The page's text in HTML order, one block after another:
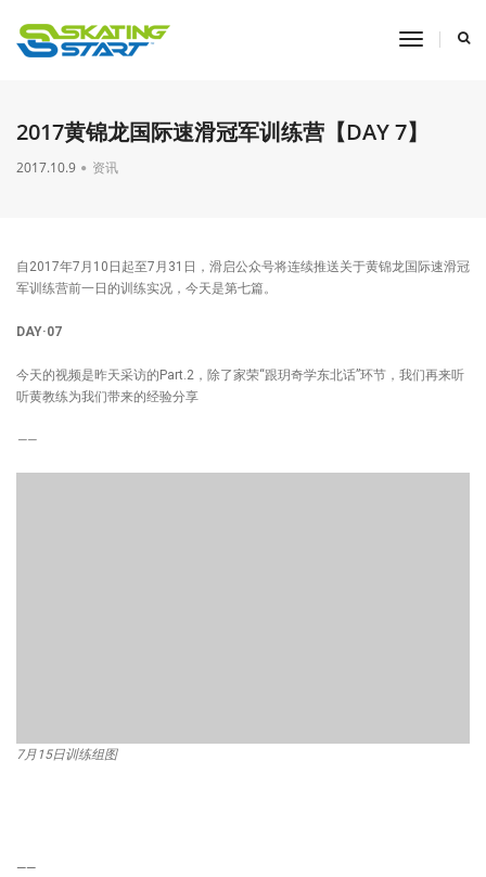
toggle
2017黄锦龙国际速滑冠军训练营【DAY 7】
2017.10.9 资讯
​自2017年7月10日起至7月31日，滑启公众号将连续推送关于黄锦龙国际速滑冠
军训练营前一日的训练实况，今天是第七篇。
DAY·07
今天的视频是昨天采访的Part.2，除了家荣“跟玥奇学东北话”环节，我们再来听
听黄教练为我们带来的经验分享
——
7月15日训练组图
——